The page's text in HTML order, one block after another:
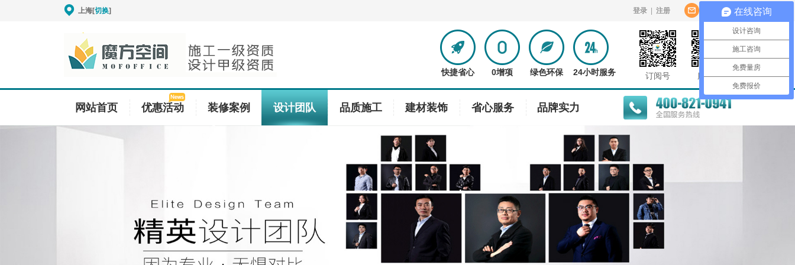
上海[切换] 登录 注册 意见反馈
订阅号 服务号
快捷省心 0增项 绿色环保 24小时服务
网站首页 优惠活动 装修案例 设计团队 品质施工 建材装饰 省心服务 品牌实力
在线咨询
设计咨询
施工咨询
免费量房
免费报价